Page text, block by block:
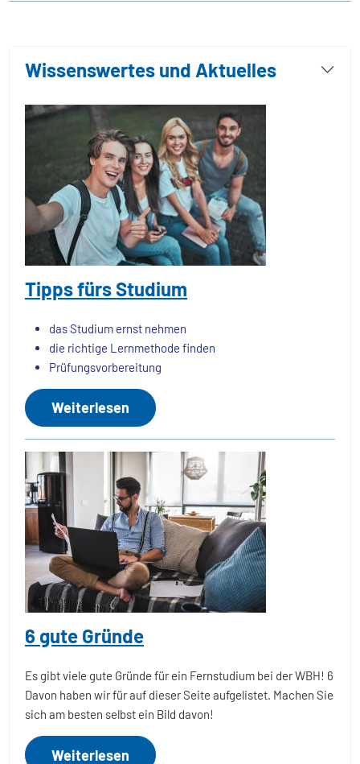
Wissenswertes und Aktuelles
Tipps fürs Studium
das Studium ernst nehmen
die richtige Lernmethode finden
Prüfungsvorbereitung
Weiterlesen
6 gute Gründe
Es gibt viele gute Gründe für ein Fernstudium bei der WBH! 6
Davon haben wir für auf dieser Seite aufgelistet. Machen Sie
sich am besten selbst ein Bild davon!
Weiterlesen